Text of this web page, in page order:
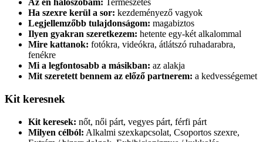
Az én hálószobám: Természetes
Ha szexre kerül a sor: kezdeményező vagyok
Legjellemzőbb tulajdonságom: magabiztos
Ilyen gyakran szeretkezem: hetente egy-két alkalommal
Mire kattanok: fotókra, videókra, átlátszó ruhadarabra,
fenékre
Mi a legfontosabb a másikban: az alakja
Mit szeretett bennem az előző partnerem: a kedvességemet
Kit keresnek
Kit keresek: nőt, női párt, vegyes párt, férfi párt
Milyen célból: Alkalmi szexkapcsolat, Csoportos szexre,